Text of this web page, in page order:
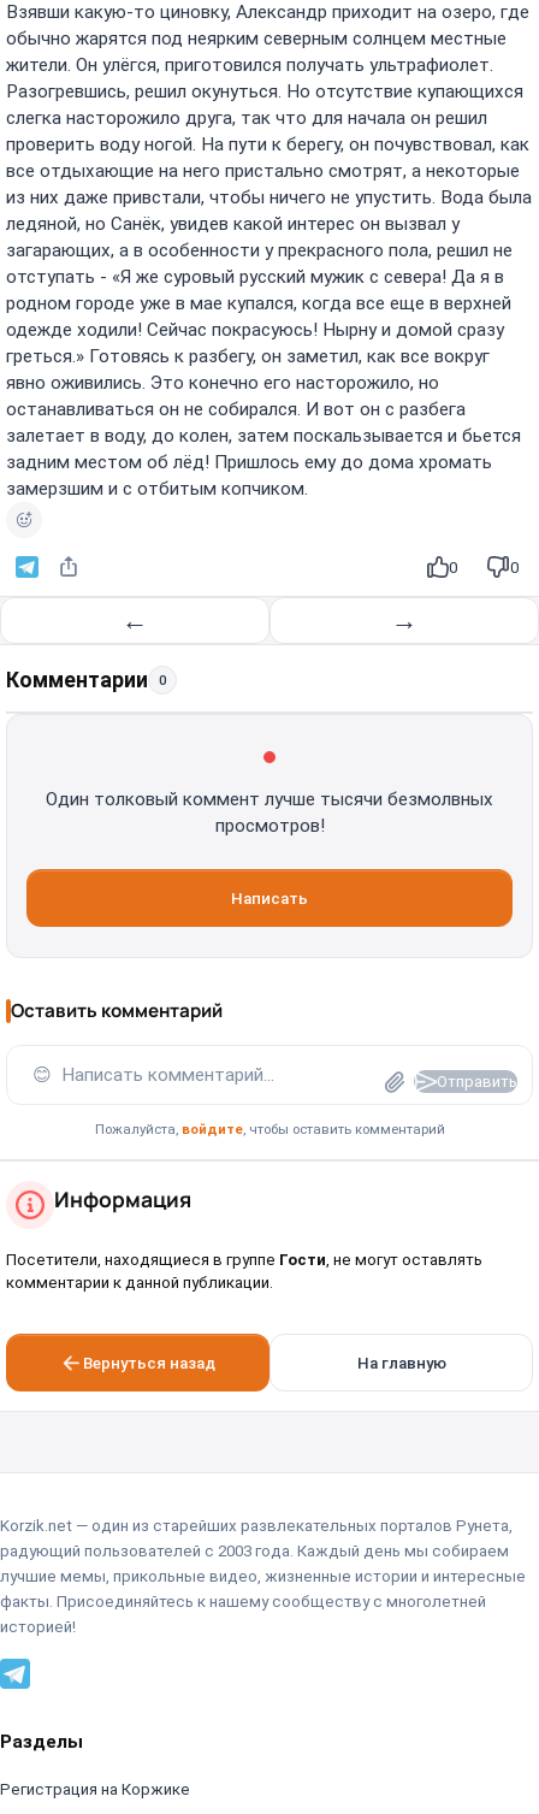
Взявши какую-то циновку, Александр приходит на озеро, где
обычно жарятся под неярким северным солнцем местные
жители. Он улёгся, приготовился получать ультрафиолет.
Разогревшись, решил окунуться. Но отсутствие купающихся
слегка насторожило друга, так что для начала он решил
проверить воду ногой. На пути к берегу, он почувствовал, как
все отдыхающие на него пристально смотрят, а некоторые
из них даже привстали, чтобы ничего не упустить. Вода была
ледяной, но Санёк, увидев какой интерес он вызвал у
загарающих, а в особенности у прекрасного пола, решил не
отступать - «Я же суровый русский мужик с севера! Да я в
родном городе уже в мае купался, когда все еще в верхней
одежде ходили! Сейчас покрасуюсь! Нырну и домой сразу
греться.» Готовясь к разбегу, он заметил, как все вокруг
явно оживились. Это конечно его насторожило, но
останавливаться он не собирался. И вот он с разбега
залетает в воду, до колен, затем поскальзывается и бьется
задним местом об лёд! Пришлось ему до дома хромать
замерзшим и с отбитым копчиком.
0 0
← →
Комментарии 0
Один толковый коммент лучше тысячи безмолвных
просмотров!
Написать
Оставить комментарий
😊 Написать комментарий... Отправить
Пожалуйста, войдите, чтобы оставить комментарий
Информация
Посетители, находящиеся в группе Гости, не могут оставлять
комментарии к данной публикации.
Вернуться назад На главную
Korzik.net — один из старейших развлекательных порталов Рунета,
радующий пользователей с 2003 года. Каждый день мы собираем
лучшие мемы, прикольные видео, жизненные истории и интересные
факты. Присоединяйтесь к нашему сообществу с многолетней
историей!
Разделы
Регистрация на Коржике